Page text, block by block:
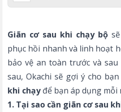
Giãn cơ sau khi chạy bộ
phục hồi nhanh và linh hoạt
bảo vệ an toàn trước và
sau, Okachi sẽ gợi ý cho bạn
khi chạyđể bạn áp dụng mỗi
1. Tại sao cần giãn cơ sau